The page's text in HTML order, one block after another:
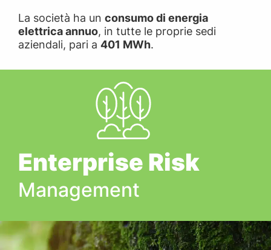
La società ha un consumo di energia
elettrica annuo, in tutte le proprie sedi
aziendali, pari a 401 MWh.
Enterprise Risk
Management